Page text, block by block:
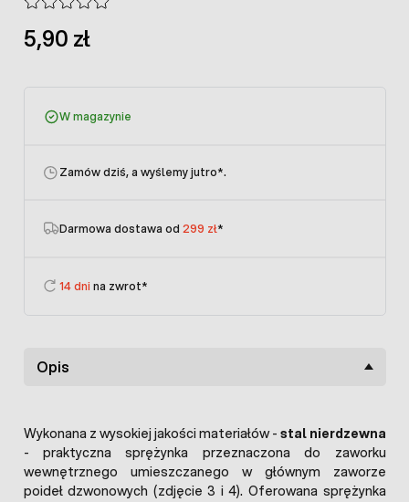
5,90 zł
W magazynie
Zamów dziś, a wyślemy jutro*.
Darmowa dostawa od 299 zł*
14 dni na zwrot*
Opis
Wykonana z wysokiej jakości materiałów - stal nierdzewna
- praktyczna sprężynka przeznaczona do zaworku
wewnętrznego umieszczanego w głównym zaworze
poideł dzwonowych (zdjęcie 3 i 4). Oferowana sprężynka